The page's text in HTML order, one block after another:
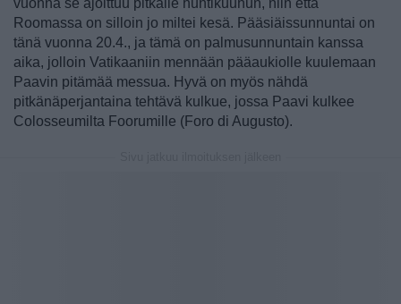
vuonna se ajoittuu pitkälle huhtikuuhun, niin että
Roomassa on silloin jo miltei kesä. Pääsiäissunnuntai on
tänä vuonna 20.4., ja tämä on palmusunnuntain kanssa
aika, jolloin Vatikaaniin mennään pääaukiolle kuulemaan
Paavin pitämää messua. Hyvä on myös nähdä
pitkänäperjantaina tehtävä kulkue, jossa Paavi kulkee
Colosseumilta Foorumille (Foro di Augusto).